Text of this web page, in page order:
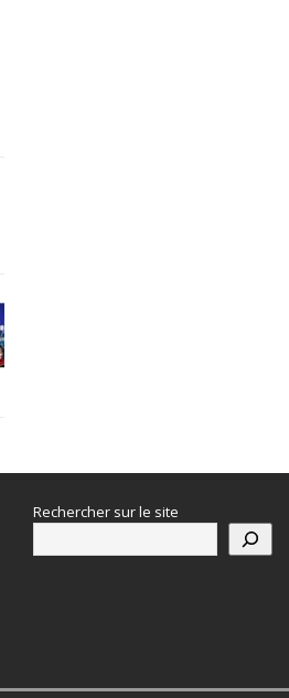
Rechercher sur le site